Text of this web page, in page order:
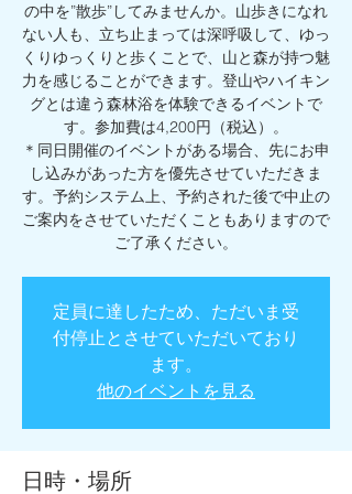
の中を”散歩”してみませんか。山歩きになれ
ない人も、立ち止まっては深呼吸して、ゆっ
くりゆっくりと歩くことで、山と森が持つ魅
力を感じることができます。登山やハイキン
グとは違う森林浴を体験できるイベントで
す。参加費は4,200円（税込）。
＊同日開催のイベントがある場合、先にお申
し込みがあった方を優先させていただきま
す。予約システム上、予約された後で中止の
ご案内をさせていただくこともありますので
ご了承ください。
定員に達したため、ただいま受
付停止とさせていただいており
ます。
他のイベントを見る
日時・場所